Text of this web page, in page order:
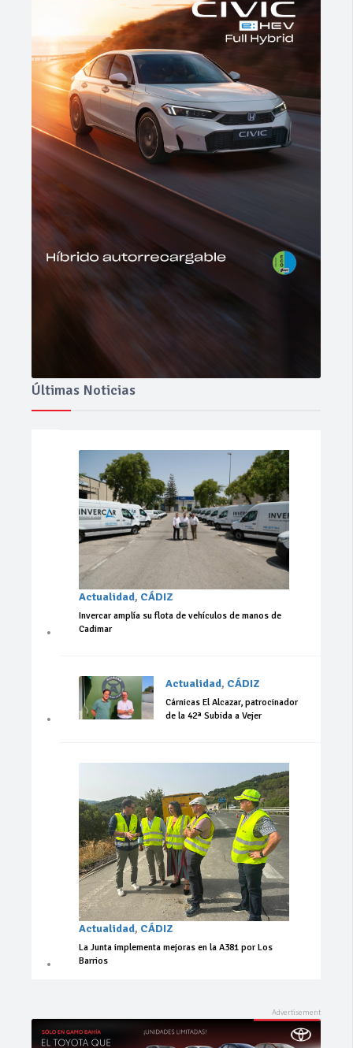
Últimas Noticias
Actualidad, CÁDIZ
Invercar amplía su flota de vehículos de manos de
Cadimar
Actualidad, CÁDIZ
Cárnicas El Alcazar, patrocinador
de la 42ª Subida a Vejer
Actualidad, CÁDIZ
La Junta implementa mejoras en la A381 por Los
Barrios